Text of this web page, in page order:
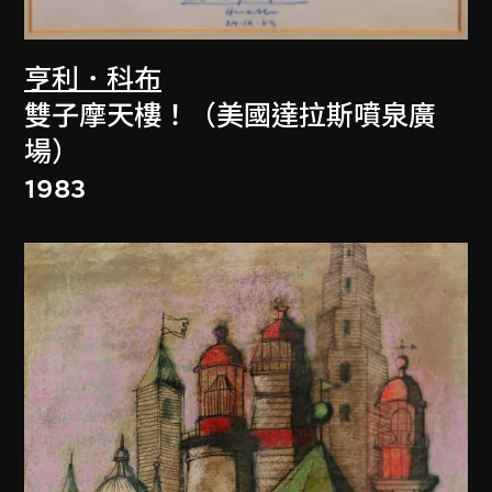
亨利．科布
雙子摩天樓！（美國達拉斯噴泉廣
場）
1983